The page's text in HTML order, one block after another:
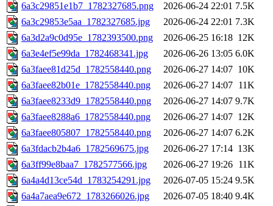
6a3c29851e1b7_1782327685.png
2026-06-24 22:01 7.5K
6a3c29853e5aa_1782327685.jpg
2026-06-24 22:01 7.3K
6a3d2a9c0d95e_1782393500.png
2026-06-25 16:18 12K
6a3e4ef5e99da_1782468341.jpg
2026-06-26 13:05 6.0K
6a3faee81d25d_1782558440.png
2026-06-27 14:07 10K
6a3faee82b01e_1782558440.png
2026-06-27 14:07 11K
6a3faee8233d9_1782558440.png
2026-06-27 14:07 9.7K
6a3faee8288a6_1782558440.png
2026-06-27 14:07 12K
6a3faee805807_1782558440.png
2026-06-27 14:07 6.2K
6a3fdacb2b4a6_1782569675.jpg
2026-06-27 17:14 13K
6a3ff99e8baa7_1782577566.jpg
2026-06-27 19:26 11K
6a4a4d13ce54d_1783254291.jpg
2026-07-05 15:24 9.5K
6a4a7aea9e672_1783266026.jpg
2026-07-05 18:40 9.4K